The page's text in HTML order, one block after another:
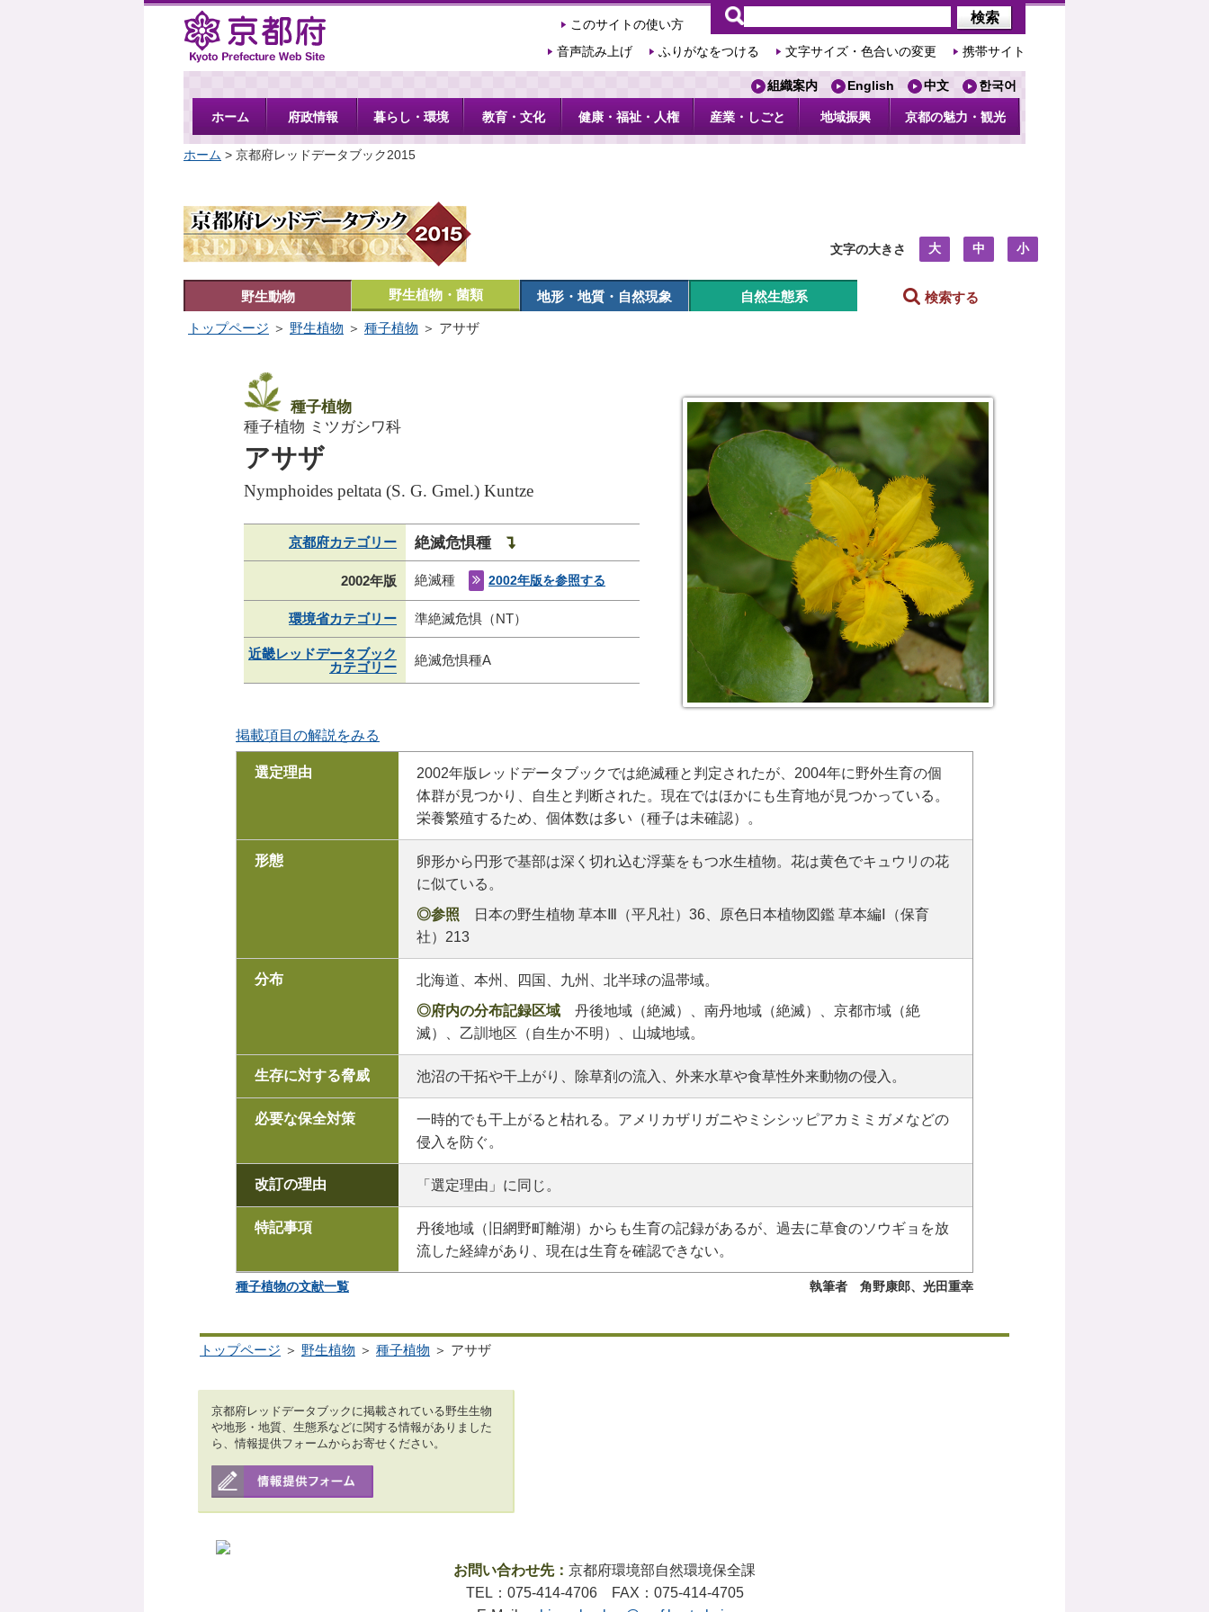
京都府
このサイトの使い方
音声読み上げ
ふりがなをつける 文字サイズ・色合いの変更 携帯サイト
組織案内 English 中文 한국어
ホーム 府政情報 暮らし・環境 教育・文化 健康・福祉・人権 産業・しごと 地域振興 京都の魅力・観光
ホーム > 京都府レッドデータブック2015
文字の大きさ 大 中 小
野生動物 野生植物・菌類 地形・地質・自然現象 自然生態系
検索する
トップページ ＞ 野生植物 ＞ 種子植物 ＞ アサザ
種子植物
種子植物 ミツガシワ科
アサザ
Nymphoides peltata (S. G. Gmel.) Kuntze
京都府カテゴリー 絶滅危惧種
2002年版 絶滅種 2002年版を参照する
環境省カテゴリー 準絶滅危惧（NT）
近畿レッドデータブック
カテゴリー
絶滅危惧種A
掲載項目の解説をみる
選定理由
2002年版レッドデータブックでは絶滅種と判定されたが、2004年に野外生育の個
体群が見つかり、自生と判断された。現在ではほかにも生育地が見つかっている。
栄養繁殖するため、個体数は多い（種子は未確認）。
形態
卵形から円形で基部は深く切れ込む浮葉をもつ水生植物。花は黄色でキュウリの花
に似ている。
◎参照 日本の野生植物 草本Ⅲ（平凡社）36、原色日本植物図鑑 草本編Ⅰ（保育
社）213
分布
北海道、本州、四国、九州、北半球の温帯域。
◎府内の分布記録区域 丹後地域（絶滅）、南丹地域（絶滅）、京都市域（絶
滅）、乙訓地区（自生か不明）、山城地域。
生存に対する脅威 池沼の干拓や干上がり、除草剤の流入、外来水草や食草性外来動物の侵入。
必要な保全対策
一時的でも干上がると枯れる。アメリカザリガニやミシシッピアカミミガメなどの
侵入を防ぐ。
改訂の理由 「選定理由」に同じ。
特記事項
丹後地域（旧網野町離湖）からも生育の記録があるが、過去に草食のソウギョを放
流した経緯があり、現在は生育を確認できない。
種子植物の文献一覧 執筆者 角野康郎、光田重幸
トップページ ＞ 野生植物 ＞ 種子植物 ＞ アサザ
京都府レッドデータブックに掲載されている野生生物
や地形・地質、生態系などに関する情報がありました
ら、情報提供フォームからお寄せください。
お問い合わせ先： 京都府環境部自然環境保全課
TEL：075-414-4706 FAX：075-414-4705